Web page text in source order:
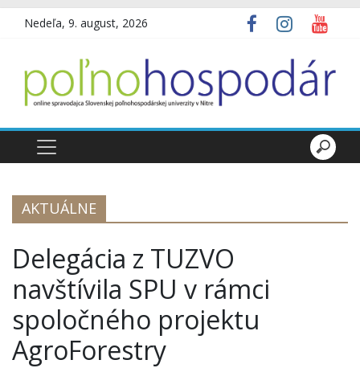
Nedeľa, 9. august, 2026
AKTUÁLNE
Delegácia z TUZVO
navštívila SPU v rámci
spoločného projektu
AgroForestry